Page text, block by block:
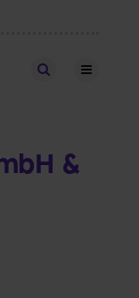
Stellen finden
&